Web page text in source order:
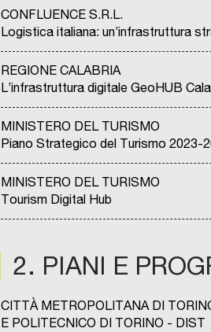
CONFLUENCE S.R.L.
Logistica italiana: un’infrastruttura
REGIONE CALABRIA
L’infrastruttura digitale GeoHUB
MINISTERO DEL TURISMO
Piano Strategico del Turismo 2023-
MINISTERO DEL TURISMO
Tourism Digital Hub
2. PIANI E
CITTÀ METROPOLITANA DI
E POLITECNICO DI TORINO - DIST